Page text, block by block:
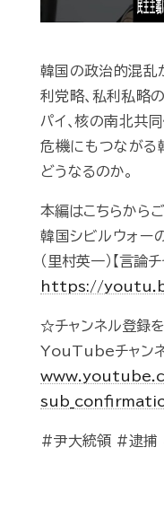
韓国の政治的混乱
利党略､私利私略
パイ､核の南北共
危機にもつながる
どうなるのか｡
本編はこちらから
韓国シビルウォー
（里村英一）【言論チ
https://
☆チャンネル登録を
YouTubeチャンネ
#尹大統領 #逮捕